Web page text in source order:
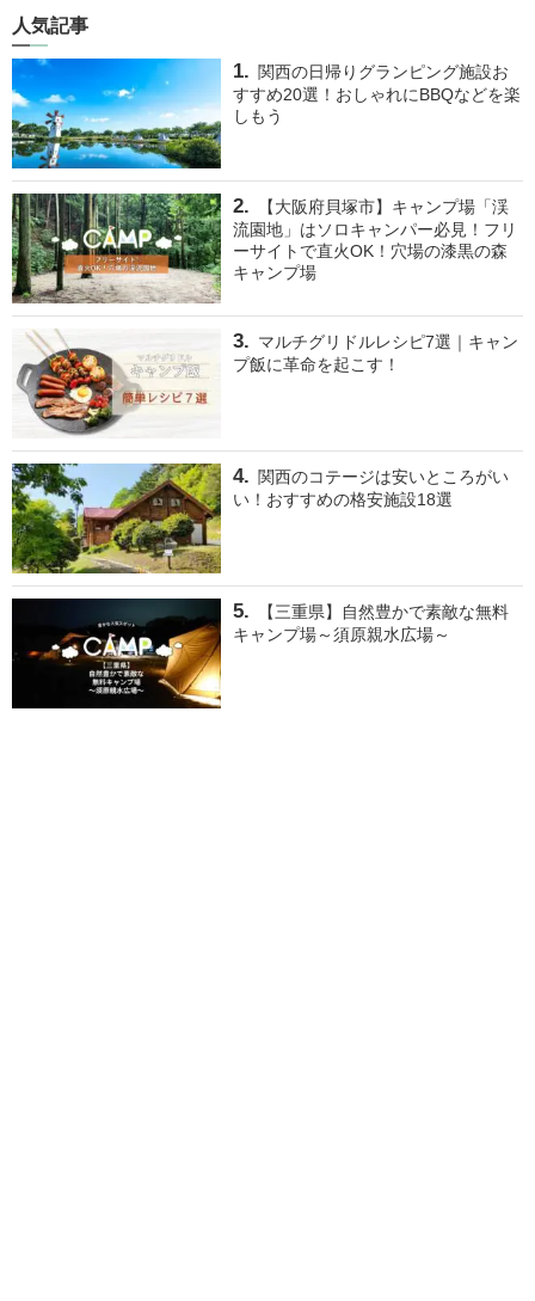
人気記事
関西の日帰りグランピング施設お
すすめ20選！おしゃれにBBQなどを楽
しもう
【大阪府貝塚市】キャンプ場「渓
流園地」はソロキャンパー必見！フリ
ーサイトで直火OK！穴場の漆黒の森
キャンプ場
マルチグリドルレシピ7選｜キャン
プ飯に革命を起こす！
関西のコテージは安いところがい
い！おすすめの格安施設18選
【三重県】自然豊かで素敵な無料
キャンプ場～須原親水広場～